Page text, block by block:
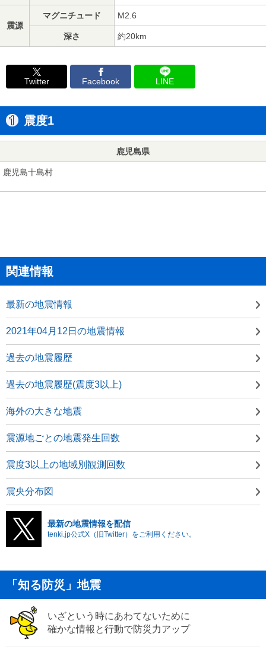
震源
マグニチュード M2.6
深さ 約20km
Twitter Facebook LINE
震度1
鹿児島県
鹿児島十島村
関連情報
最新の地震情報
2021年04月12日の地震情報
過去の地震履歴
過去の地震履歴(震度3以上)
海外の大きな地震
震源地ごとの地震発生回数
震度3以上の地域別観測回数
震央分布図
最新の地震情報を配信
tenki.jp公式X（旧Twitter）をご利用ください。
「知る防災」地震
いざという時にあわてないために
確かな情報と行動で防災力アップ